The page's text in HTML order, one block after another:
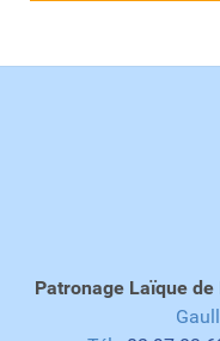
Patronage Laïque